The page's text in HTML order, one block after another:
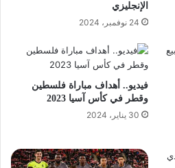
الإنجليزي
24 نوفمبر، 2024
فيديو.. أهداف مباراة فلسطين
وقطر في كأس آسيا 2023
30 يناير، 2024